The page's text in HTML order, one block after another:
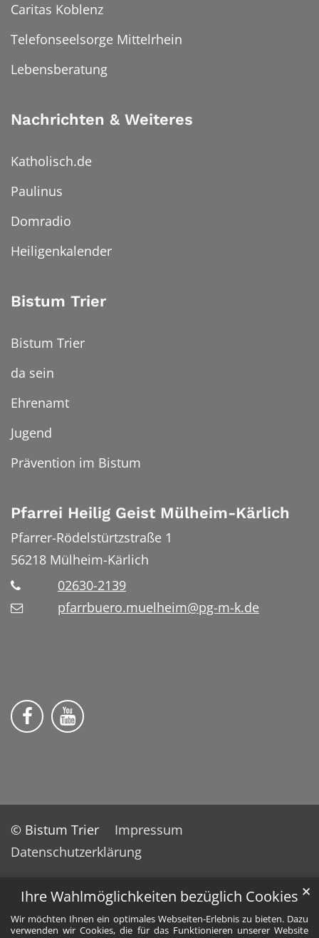
Ihre Wahlmöglichkeiten bezüglich Cookies
Wir möchten Ihnen ein optimales Webseiten-Erlebnis zu bieten. Dazu
verwenden wir Cookies, die für das Funktionieren unserer Website
✕
Caritas Koblenz
Telefonseelsorge Mittelrhein
Lebensberatung
Nachrichten & Weiteres
Katholisch.de
Paulinus
Domradio
Heiligenkalender
Bistum Trier
Bistum Trier
da sein
Ehrenamt
Jugend
Prävention im Bistum
Pfarrei Heilig Geist Mülheim-Kärlich
Pfarrer-Rödelstürtzstraße 1
56218 Mülheim-Kärlich
02630-2139
pfarrbuero.muelheim@pg-m-k.de
Wir auf Facebook
Wir auf YouTube
© Bistum Trier
Impressum
Datenschutzerklärung